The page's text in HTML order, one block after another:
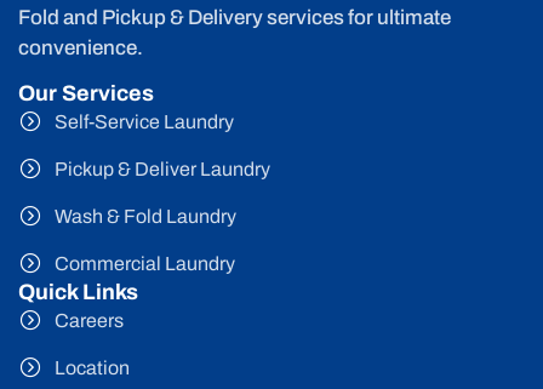
Fold and Pickup & Delivery services for ultimate
convenience.
Our Services
Self-Service Laundry
Pickup & Deliver Laundry
Wash & Fold Laundry
Commercial Laundry
Quick Links
Careers
Location